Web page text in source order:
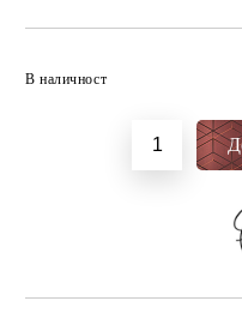
В наличност